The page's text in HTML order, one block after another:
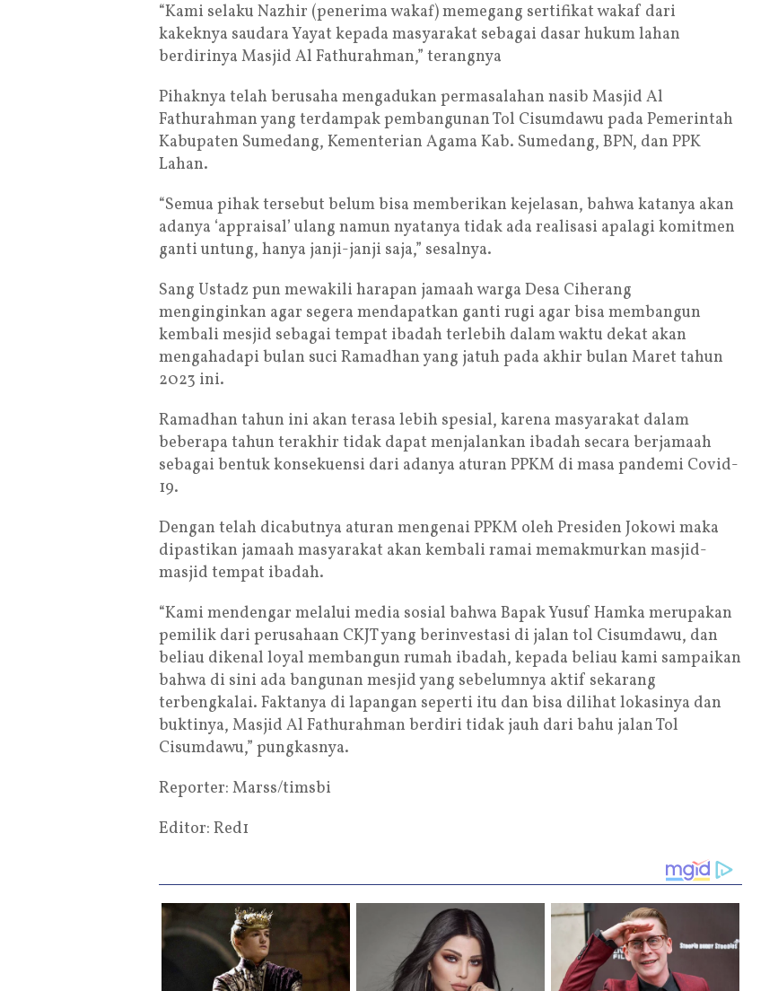
“Kami selaku Nazhir (penerima wakaf) memegang sertifikat wakaf dari
kakeknya saudara Yayat kepada masyarakat sebagai dasar hukum lahan
berdirinya Masjid Al Fathurahman,” terangnya
Pihaknya telah berusaha mengadukan permasalahan nasib Masjid Al
Fathurahman yang terdampak pembangunan Tol Cisumdawu pada Pemerintah
Kabupaten Sumedang, Kementerian Agama Kab. Sumedang, BPN, dan PPK
Lahan.
“Semua pihak tersebut belum bisa memberikan kejelasan, bahwa katanya akan
adanya ‘appraisal’ ulang namun nyatanya tidak ada realisasi apalagi komitmen
ganti untung, hanya janji-janji saja,” sesalnya.
Sang Ustadz pun mewakili harapan jamaah warga Desa Ciherang
menginginkan agar segera mendapatkan ganti rugi agar bisa membangun
kembali mesjid sebagai tempat ibadah terlebih dalam waktu dekat akan
mengahadapi bulan suci Ramadhan yang jatuh pada akhir bulan Maret tahun
2023 ini.
Ramadhan tahun ini akan terasa lebih spesial, karena masyarakat dalam
beberapa tahun terakhir tidak dapat menjalankan ibadah secara berjamaah
sebagai bentuk konsekuensi dari adanya aturan PPKM di masa pandemi Covid-
19.
Dengan telah dicabutnya aturan mengenai PPKM oleh Presiden Jokowi maka
dipastikan jamaah masyarakat akan kembali ramai memakmurkan masjid-
masjid tempat ibadah.
“Kami mendengar melalui media sosial bahwa Bapak Yusuf Hamka merupakan
pemilik dari perusahaan CKJT yang berinvestasi di jalan tol Cisumdawu, dan
beliau dikenal loyal membangun rumah ibadah, kepada beliau kami sampaikan
bahwa di sini ada bangunan mesjid yang sebelumnya aktif sekarang
terbengkalai. Faktanya di lapangan seperti itu dan bisa dilihat lokasinya dan
buktinya, Masjid Al Fathurahman berdiri tidak jauh dari bahu jalan Tol
Cisumdawu,” pungkasnya.
Reporter: Marss/timsbi
Editor: Red1